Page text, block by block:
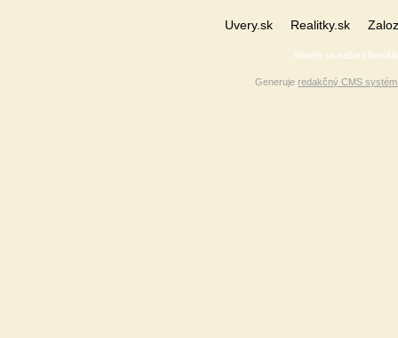
Uvery.sk Realitky.sk
Stanťe sa našimi
Generujeredakčný CMS